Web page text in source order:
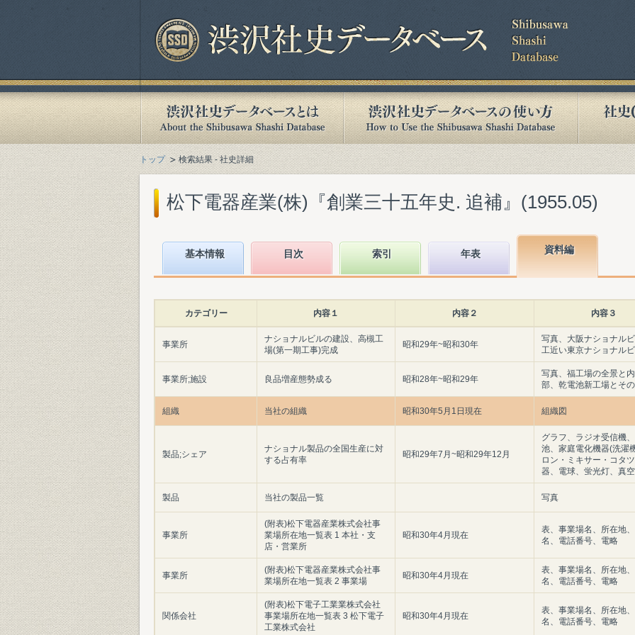
トップ 検索結果 - 社史詳細
松下電器産業(株)『創業三十五年史. 追補』(1955.05)
基本情報 目次 索引 年表 資料編
カテゴリー 内容１ 内容２ 内容３
事業所
ナショナルビルの建設、高槻工
場(第一期工事)完成
昭和29年~昭和30年
写真、大阪ナショナル
工近い東京ナショナル
事業所;施設 良品増産態勢成る 昭和28年~昭和29年
写真、福工場の全景と
部、乾電池新工場とそ
組織 当社の組織 昭和30年5月1日現在 組織図
製品;シェア
ナショナル製品の全国生産に対
する占有率
昭和29年7月~昭和29年12月
グラフ、ラジオ受信機
池、家庭電化機器(洗濯
ロン・ミキサー・コタ
器、電球、蛍光灯、真
製品 当社の製品一覧 写真
事業所
(附表)松下電器産業株式会社事
業場所在地一覧表 1 本社・支
店・営業所
昭和30年4月現在
表、事業場名、所在地
名、電話番号、電略
事業所
(附表)松下電器産業株式会社事
業場所在地一覧表 2 事業場
昭和30年4月現在
表、事業場名、所在地
名、電話番号、電略
関係会社
(附表)松下電子工業業株式会社
事業場所在地一覧表 3 松下電子
工業株式会社
昭和30年4月現在
表、事業場名、所在地
名、電話番号、電略